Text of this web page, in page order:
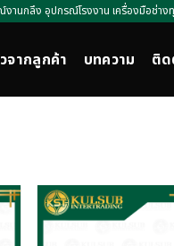
งานกลึง อุปกรณ์โรงงาน เครื่องมือช่า
จากลูกค้า บทความ ติด